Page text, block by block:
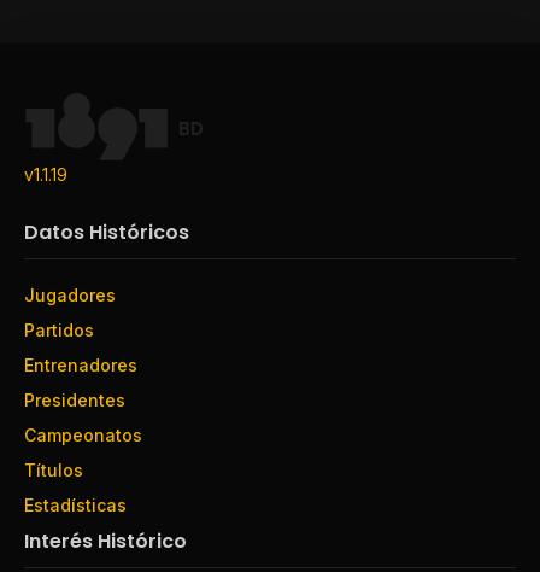
BD
v1.1.19
Datos Históricos
Jugadores
Partidos
Entrenadores
Presidentes
Campeonatos
Títulos
Estadísticas
Interés Histórico